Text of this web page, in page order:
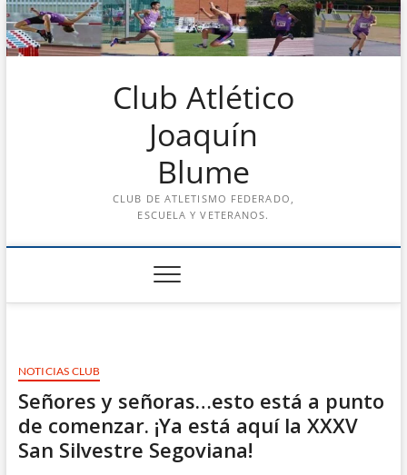
Saltar
al
contenido
Club Atlético
Joaquín
Blume
CLUB DE ATLETISMO FEDERADO,
ESCUELA Y VETERANOS.
NOTICIAS CLUB
Señores y señoras…esto está a punto
de comenzar. ¡Ya está aquí la XXXV
San Silvestre Segoviana!